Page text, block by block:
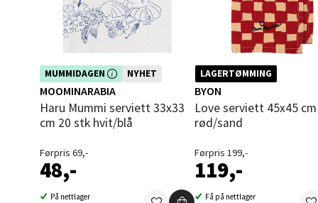
MUMMIDAGEN
Dette produktet er inkludert i vår
kampanje. Benytt deg av rabatten i
dag!
NYHET
MOOMINARABIA
Haru Mummi serviett 33x33
cm 20 stk hvit/blå
Førpris 69,-
48,-
På nettlager
LAGERTØMMING
BYON
Love serviett 45x45 cm 2 stk
rød/sand
Førpris 199,-
119,-
Få på nettlager